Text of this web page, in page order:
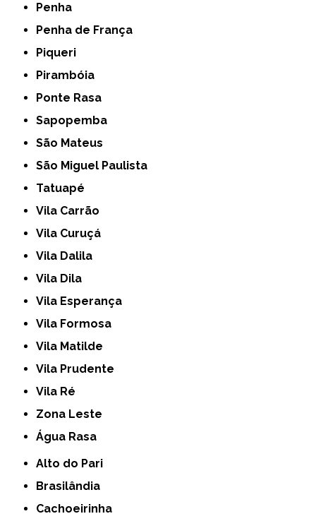
Penha
Penha de França
Piqueri
Pirambóia
Ponte Rasa
Sapopemba
São Mateus
São Miguel Paulista
Tatuapé
Vila Carrão
Vila Curuçá
Vila Dalila
Vila Dila
Vila Esperança
Vila Formosa
Vila Matilde
Vila Prudente
Vila Ré
Zona Leste
Água Rasa
Alto do Pari
Brasilândia
Cachoeirinha